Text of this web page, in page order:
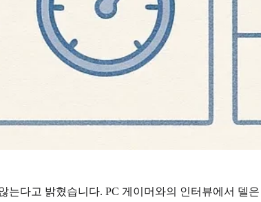
는다고 밝혔습니다. PC 게이머와의 인터뷰에서 델